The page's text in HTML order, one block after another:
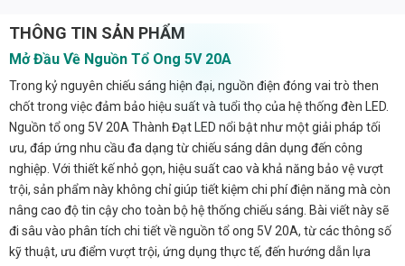
THÔNG TIN SẢN PHẨM
Mở Đầu Về Nguồn Tổ Ong 5V 20A
Trong kỷ nguyên chiếu sáng hiện đại, nguồn điện đóng vai trò then
chốt trong việc đảm bảo hiệu suất và tuổi thọ của hệ thống đèn LED.
Nguồn tổ ong 5V 20A Thành Đạt LED nổi bật như một giải pháp tối
ưu, đáp ứng nhu cầu đa dạng từ chiếu sáng dân dụng đến công
nghiệp. Với thiết kế nhỏ gọn, hiệu suất cao và khả năng bảo vệ vượt
trội, sản phẩm này không chỉ giúp tiết kiệm chi phí điện năng mà còn
nâng cao độ tin cậy cho toàn bộ hệ thống chiếu sáng. Bài viết này sẽ
đi sâu vào phân tích chi tiết về nguồn tổ ong 5V 20A, từ các thông số
kỹ thuật, ưu điểm vượt trội, ứng dụng thực tế, đến hướng dẫn lựa